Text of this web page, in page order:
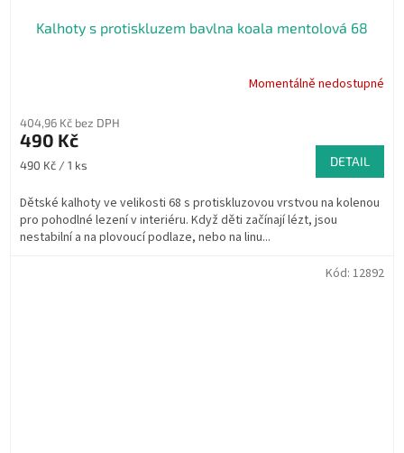
Kalhoty s protiskluzem bavlna koala mentolová 68
Momentálně nedostupné
404,96 Kč bez DPH
490 Kč
Měrná
490 Kč / 1 ks DETAIL
Dětské kalhoty ve velikosti 68 s protiskluzovou vrstvou na kolenou
pro pohodlné lezení v interiéru. Když děti začínají lézt, jsou
nestabilní a na plovoucí podlaze, nebo na linu...
Kód: 12892